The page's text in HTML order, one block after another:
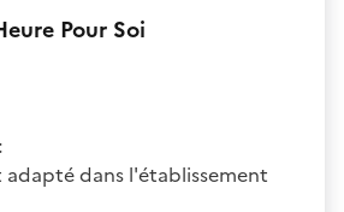
Pour Soi
dans l'établissement